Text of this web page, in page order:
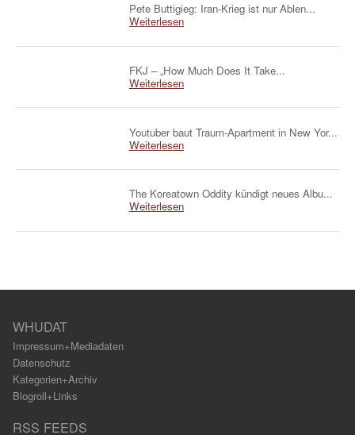
Pete Buttigieg: Iran-Krieg ist nur Ablen...
Weiterlesen
FKJ – „How Much Does It Take...
Weiterlesen
Youtuber baut Traum-Apartment in New Yor...
Weiterlesen
The Koreatown Oddity kündigt neues Albu...
Weiterlesen
WHUDAT
Impressum+Mediadaten
Datenschutz
Kategorien+Archiv
Blogroll+Links
RSS FEEDS